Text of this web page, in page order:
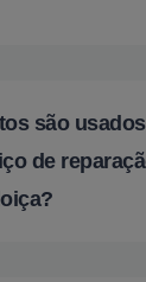
são
de